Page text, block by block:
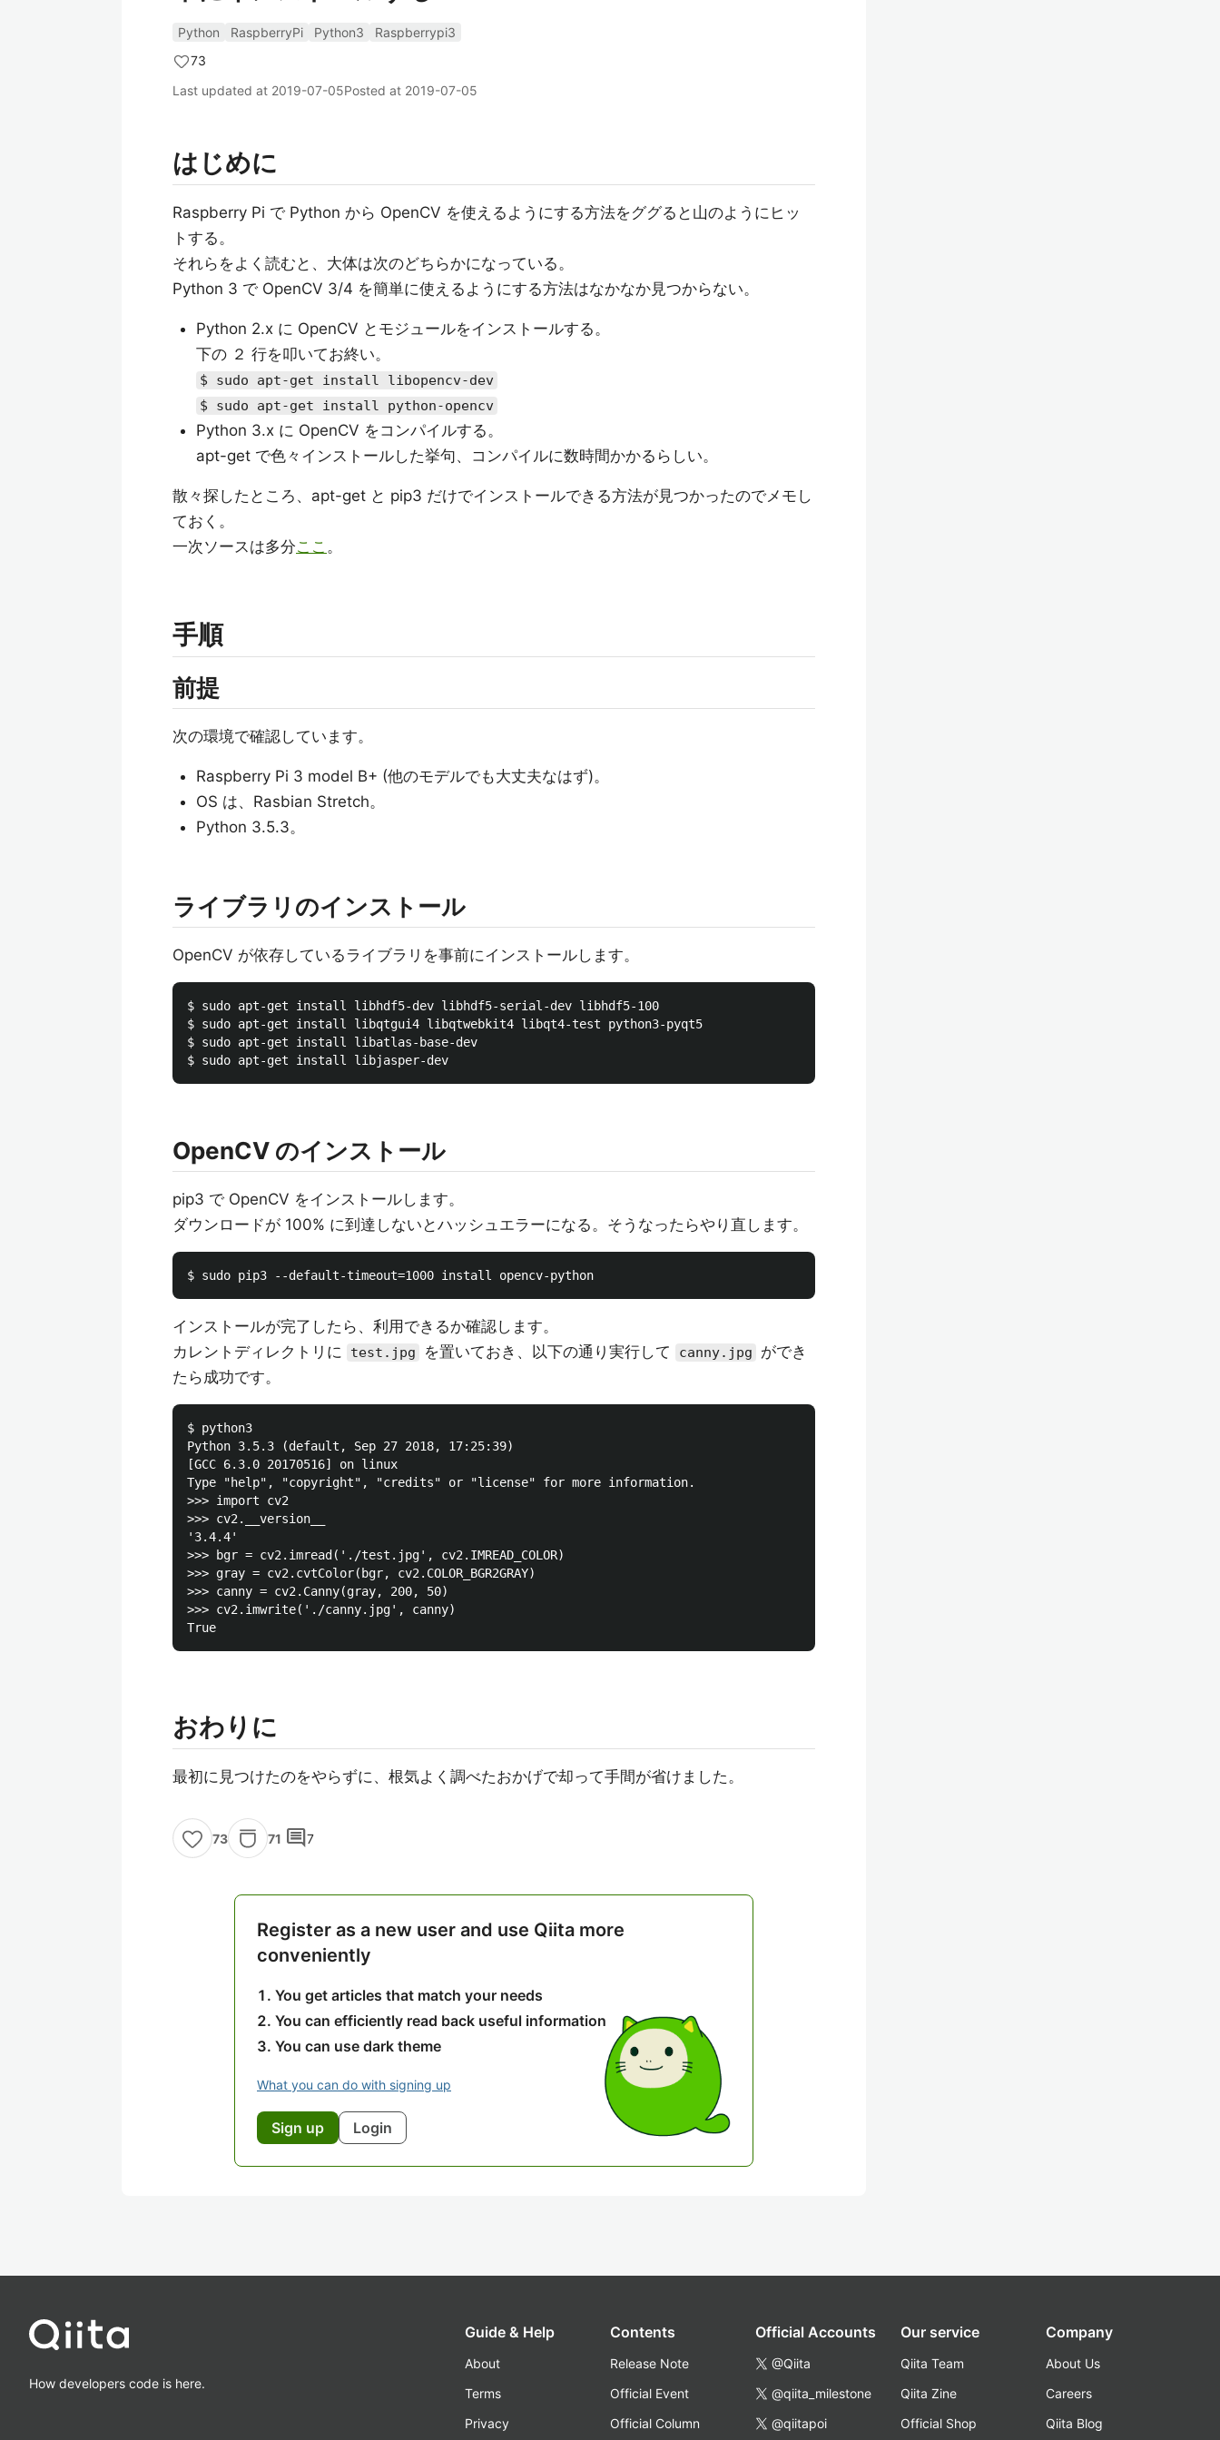
Python RaspberryPi Python3
Raspberrypi3
73
Last updated at 2019-07-05Posted at 2019-07-05
はじめに
Raspberry Pi で Python から OpenCV を使えるようにする方法をググると山のようにヒッ
トする。
それらをよく読むと、大体は次のどちらかになっている。
Python 3 で OpenCV 3/4 を簡単に使えるようにする方法はなかなか見つからない。
Python 2.x に OpenCV とモジュールをインストールする。
下の ２ 行を叩いてお終い。
$ sudo apt-get install libopencv-dev
$ sudo apt-get install python-opencv
Python 3.x に OpenCV をコンパイルする。
apt-get で色々インストールした挙句、コンパイルに数時間かかるらしい。
散々探したところ、apt-get と pip3 だけでインストールできる方法が見つかったのでメモし
ておく。
一次ソースは多分ここ 。
手順
前提
次の環境で確認しています。
Raspberry Pi 3 model B+ (他のモデルでも大丈夫なはず)。
OS は、Rasbian Stretch。
Python 3.5.3。
ライブラリのインストール
OpenCV が依存しているライブラリを事前にインストールします。
$ sudo apt-get install libhdf5-dev libhdf5-serial-dev libhdf5-100
$ sudo apt-get install libqtgui4 libqtwebkit4 libqt4-test python3-pyqt5
$ sudo apt-get install libatlas-base-dev
OpenCV のインストール
pip3 で OpenCV をインストールします。
ダウンロードが 100% に到達しないとハッシュエラーになる。そうなったらやり直します。
インストールが完了したら、利用できるか確認します。
カレントディレクトリに
test.jpg を置いておき、以下の通り実行して canny.jpg
ができ
たら成功です。
$ python3
Python 3.5.3 (default, Sep 27 2018, 17:25:39)
[GCC 6.3.0 20170516] on linux
Type "help", "copyright", "credits" or "license" for more information.
>>> import cv2
>>> cv2.__version__
'3.4.4'
>>> bgr = cv2.imread('./test.jpg', cv2.IMREAD_COLOR)
>>> gray = cv2.cvtColor(bgr, cv2.COLOR_BGR2GRAY)
>>> canny = cv2.Canny(gray, 200, 50)
>>> cv2.imwrite('./canny.jpg', canny)
おわりに
最初に見つけたのをやらずに、根気よく調べたおかげで却って手間が省けました。
73 71 comment7
Register as a new user and use Qiita more
conveniently
You get articles that match your needs
You can efficiently read back useful information
You can use dark theme
What you can do with signing up
Sign up Login
How developers code is here.
Guide & Help
About
Terms
Privacy
Contents
Release Note
Official Event
Official Column
Official Accounts
@Qiita
@qiita_milestone
@qiitapoi
Our service
Qiita Team
Qiita Zine
Official Shop
Company
About Us
Careers
Qiita Blog